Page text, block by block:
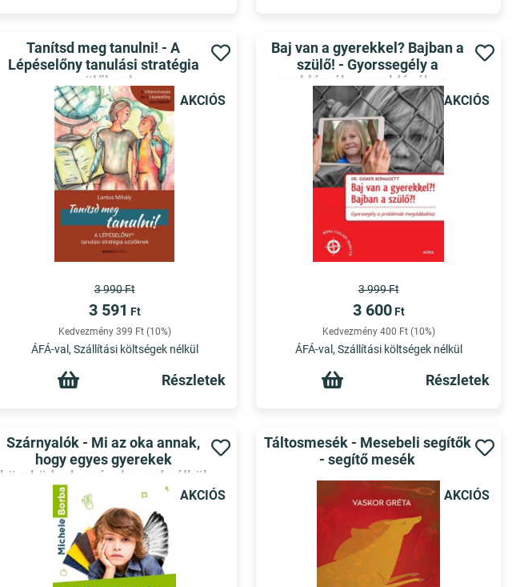
AKCIÓS
Tanítsd meg tanulni! - A
Lépéselőny tanulási stratégia
szülőknek
3 990 Ft
3 591 Ft
Kedvezmény 399 Ft (10%)
ÁFÁ-val, Szállítási költségek nélkül
Részletek
AKCIÓS
Baj van a gyerekkel? Bajban a
szülő! - Gyorssegély a
problémák megoldásához -
Móra családi iránytű
3 999 Ft
3 600 Ft
Kedvezmény 400 Ft (10%)
ÁFÁ-val, Szállítási költségek nélkül
Részletek
AKCIÓS
Szárnyalók - Mi az oka annak,
hogy egyes gyerekek
küszködnek, mások gond nélkül
veszik az akadályokat? - Szülők
Könyvtára
AKCIÓS
Táltosmesék - Mesebeli segítők
- segítő mesék